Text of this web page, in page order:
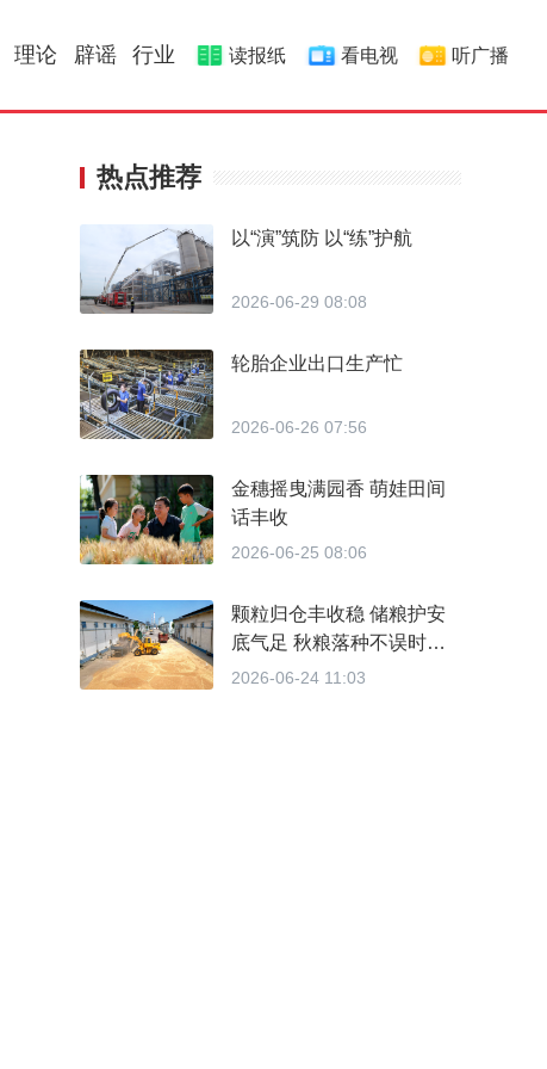
理论 辟谣 行业 读报纸 看电视 听广播
热点推荐
以“演”筑防 以“练”护航
2026-06-29 08:08
轮胎企业出口生产忙
2026-06-26 07:56
金穗摇曳满园香 萌娃田间
话丰收
2026-06-25 08:06
颗粒归仓丰收稳 储粮护安
底气足 秋粮落种不误时
——我市夏收圆满收官夏播
2026-06-24 11:03